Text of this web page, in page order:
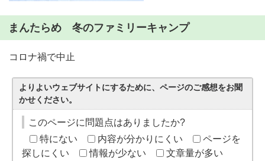
まんたらめ 冬のファミリーキャンプ
コロナ禍で中止
よりよいウェブサイトにするために、ページのご感想をお聞
かせください。
このページに問題点はありましたか?
特にない
内容が分かりにくい
ページを
探しにくい
情報が少ない 文章量が多い